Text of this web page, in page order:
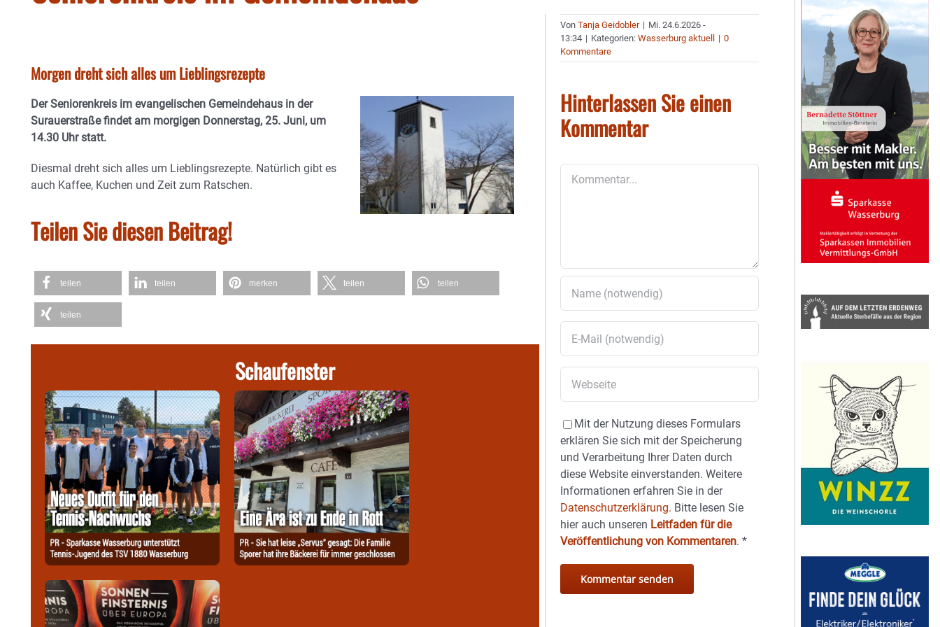
Morgen dreht sich alles um Lieblingsrezepte
Der Seniorenkreis im evangelischen Gemeindehaus in der
Surauerstraße findet am morgigen Donnerstag, 25. Juni, um
14.30 Uhr statt.
Diesmal dreht sich alles um Lieblingsrezepte. Natürlich gibt es
auch Kaffee, Kuchen und Zeit zum Ratschen.
Teilen Sie diesen Beitrag!
teilen teilen merken teilen teilen
teilen
Schaufenster
VonTanja Geidobler | Mi. 24.6.2026 -
13:34 | Kategorien:Wasserburg aktuell | 0
Kommentare
Hinterlassen Sie einen
Kommentar
Mit der Nutzung dieses Formulars
erklären Sie sich mit der Speicherung
und Verarbeitung Ihrer Daten durch
diese Website einverstanden. Weitere
Informationen erfahren Sie in der
Datenschutzerklärung. Bitte lesen Sie
hier auch unseren Leitfaden für die
Veröffentlichung von Kommentaren.*